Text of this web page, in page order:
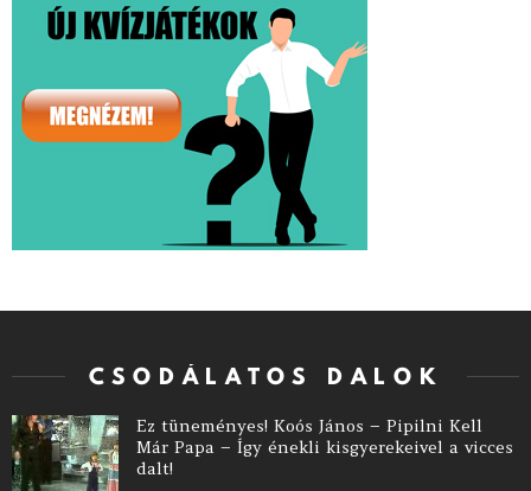
CSODÁLATOS DALOK
Ez tüneményes! Koós János – Pipilni Kell
Már Papa – Így énekli kisgyerekeivel a vicces
dalt!